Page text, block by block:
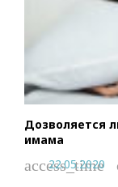
Дозволяется
имама
access_time
22.05.2020